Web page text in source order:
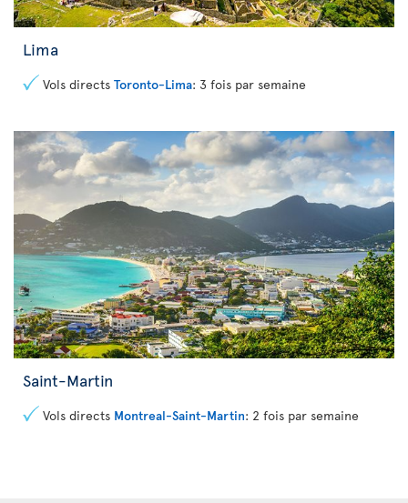
Lima
Vols directs Toronto-Lima: 3 fois par semaine
Saint-Martin
Vols directs Montreal-Saint-Martin: 2 fois par semaine